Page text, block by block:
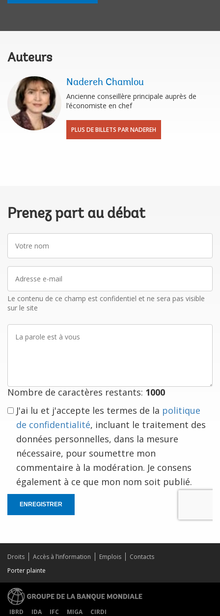
Auteurs
Nadereh Chamlou
Ancienne conseillère principale auprès de
l’économiste en chef
PLUS DE BILLETS PAR NADEREH
Prenez part au débat
nom
mail
Le contenu de ce champ est confidentiel et ne sera pas visible
sur le site
parole
Nombre de caractères restants: 1000
J'ai lu et j'accepte les termes de la politique
de confidentialité, incluant le traitement des
données personnelles, dans la mesure
nécessaire, pour soumettre mon
commentaire à la modération. Je consens
également à ce que mon nom soit publié.
ENREGISTRER
Droits Accès à l’information Emplois
Contacts
Porter plainte
IBRD IDA IFC MIGA CIRDI